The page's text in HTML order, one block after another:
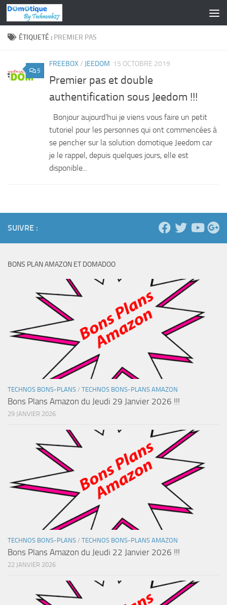
Skip to content
ÉTIQUETÉ : PREMIER PAS
5
FREEBOX/ JEEDOM 15 OCTOBRE 2019
Premier pas et double
authentification sous Jeedom !!!
Bonjour aujourd’hui je viens vous faire un petit
tutoriel pour les personnes qui ont commencées à
se pencher sur la solution domotique Jeedom car
je le rappel, depuis quelques jours, elle est
disponible...
SUIVRE :
BONS PLAN AMAZON ET DOMADOO
TECHNOS BONS-PLANS / TECHNOS BONS-PLANS AMAZON
Bons Plans Amazon du Jeudi 29 Janvier 2026 !!!
29 JANVIER 2026
TECHNOS BONS-PLANS / TECHNOS BONS-PLANS AMAZON
Bons Plans Amazon du Jeudi 22 Janvier 2026 !!!
22 JANVIER 2026